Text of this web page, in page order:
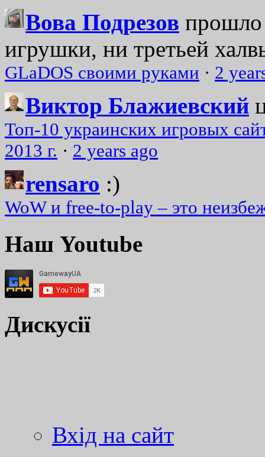
Вова Подрезов прошло
игрушки, ни третьей
GLaDOS своими руками · 2
Виктор Блажиевский
Топ-10 украинских игровых
2013 г. · 2 years ago
rensaro :)
WoW и free-to-play – это
Наш Youtube
Дискусії
Вхід на сайт